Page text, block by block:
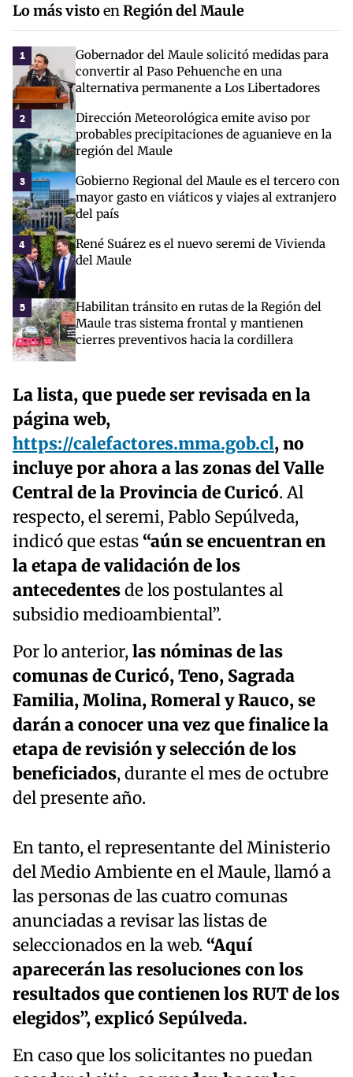
Lo más vistoenRegión del Maule
1
Gobernador del Maule solicitó medidas para
convertir al Paso Pehuenche en una
alternativa permanente a Los Libertadores
2
Dirección Meteorológica emite aviso por
probables precipitaciones de aguanieve en la
región del Maule
3
Gobierno Regional del Maule es el tercero con
mayor gasto en viáticos y viajes al extranjero
del país
4
René Suárez es el nuevo seremi de Vivienda
del Maule
5
Habilitan tránsito en rutas de la Región del
Maule tras sistema frontal y mantienen
cierres preventivos hacia la cordillera
La lista, que puede ser revisada en la
página web,
https://calefactores.mma.gob.cl, no
incluye por ahora a las zonas del Valle
Central de la Provincia de Curicó. Al
respecto, el seremi, Pablo Sepúlveda,
indicó que estas “aún se encuentran en
la etapa de validación de los
antecedentesde los postulantes al
subsidio medioambiental”.
Por lo anterior,las nóminas de las
comunas de Curicó, Teno, Sagrada
Familia, Molina, Romeral y Rauco, se
darán a conocer una vez que finalice la
etapa de revisión y selección de los
beneficiados, durante el mes de octubre
del presente año.
En tanto, el representante del Ministerio
del Medio Ambiente en el Maule, llamó a
las personas de las cuatro comunas
anunciadas a revisar las listas de
seleccionados en la web. “Aquí
aparecerán las resoluciones con los
resultados que contienen los RUT de los
elegidos”, explicó Sepúlveda.
En caso que los solicitantes no puedan